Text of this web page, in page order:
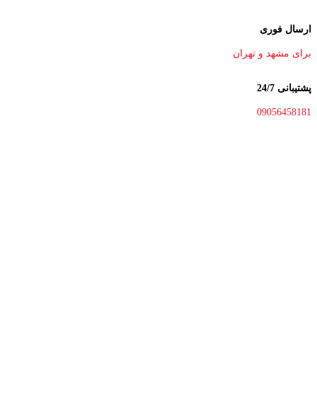
ارسال فوری
برای مشهد و تهران
پشتیبانی 24/7
09056458181